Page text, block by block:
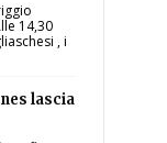
14,30
, i
lascia